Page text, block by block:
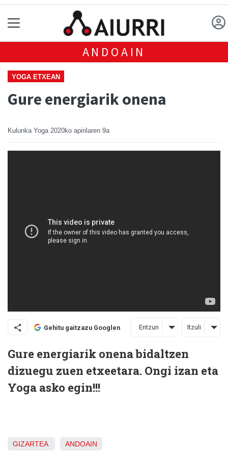
ANDOAIN
YOGA ETXEAN
Gure energiarik onena
Kulunka Yoga 2020ko apirilaren 9a
Gehitu gaitzazu Googlen Entzun Itzuli
Gure energiarik onena bidaltzen
dizuegu zuen etxeetara. Ongi izan eta
Yoga asko egin!!!
GIZARTEA ANDOAIN